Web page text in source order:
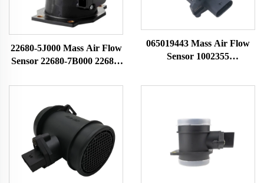
22680-5J000 Mass Air Flow
Sensor 22680-7B000 22680-
voor Nissan MAF Sensor
065019443 Mass Air Flow
Sensor 1002355